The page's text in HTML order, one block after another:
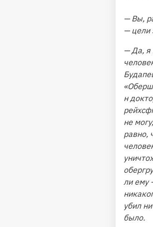
— Вы,
— цели
— Да, я
н
не
равно,
ли ему
убил
было.